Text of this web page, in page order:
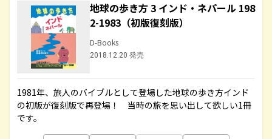
地球の歩き方 3 インド・ネパール 198
2-1983（初版復刻版）
D-Books
2018.12.20 発売
1981年、旅人のバイブルとして登場した地球の歩き方インド
の初版が復刻版で再登場！ 当時の旅を思い出して欲しい1冊
です。